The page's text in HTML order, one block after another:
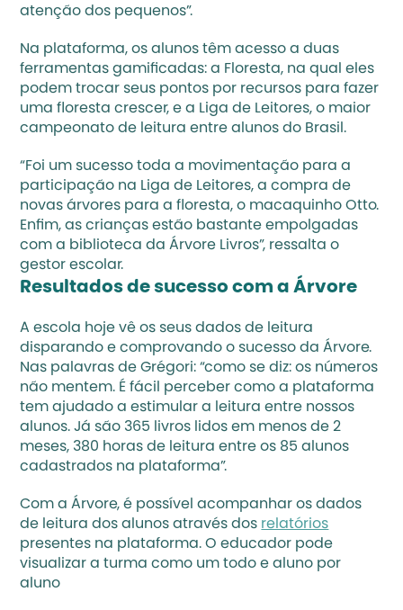
atenção dos pequenos”.
Na plataforma, os alunos têm acesso a duas
ferramentas gamificadas: a Floresta, na qual eles
podem trocar seus pontos por recursos para fazer
uma floresta crescer, e a Liga de Leitores, o maior
campeonato de leitura entre alunos do Brasil.
“Foi um sucesso toda a movimentação para a
participação na Liga de Leitores, a compra de
novas árvores para a floresta, o macaquinho Otto.
Enfim, as crianças estão bastante empolgadas
com a biblioteca da Árvore Livros”, ressalta o
gestor escolar.
Resultados de sucesso com a Árvore
A escola hoje vê os seus dados de leitura
disparando e comprovando o sucesso da Árvore.
Nas palavras de Grégori: “como se diz: os números
não mentem. É fácil perceber como a plataforma
tem ajudado a estimular a leitura entre nossos
alunos. Já são 365 livros lidos em menos de 2
meses, 380 horas de leitura entre os 85 alunos
cadastrados na plataforma”.
Com a Árvore, é possível acompanhar os dados
de leitura dos alunos através dos relatórios
presentes na plataforma. O educador pode
visualizar a turma como um todo e aluno por
aluno